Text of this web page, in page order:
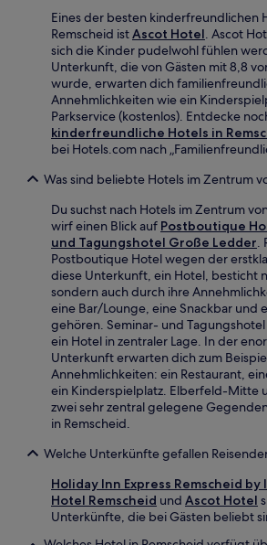
Eines der besten kinderfreundlichen
Remscheid istAscot Hotel. Ascot
sich die Kinder pudelwohl fühlen
Unterkunft, die von Gästen mit 8,8
wurde, erwarten dich
Annehmlichkeiten wie ein
Parkservice (kostenlos). Entdecke
kinderfreundliche Hotels in
bei Hotels.com nach
Was sind beliebte Hotels im Zentrum
Du suchst nach Hotels im Zentrum
wirf einen Blick auf Postboutique
und Tagungshotel Große Ledder.
Postboutique Hotel wegen der
diese Unterkunft, ein Hotel, besticht
sondern auch durch ihre
eine Bar/Lounge, eine Snackbar und
gehören. Seminar- und
ein Hotel in zentraler Lage. In der
Unterkunft erwarten dich zum
Annehmlichkeiten: ein Restaurant,
ein Kinderspielplatz. Elberfeld-Mitte
zwei sehr zentral gelegene
in Remscheid.
Welche Unterkünfte gefallen
Holiday Inn Express Remscheid by
Hotel Remscheid und Ascot Hotel
Unterkünfte, die bei Gästen beliebt